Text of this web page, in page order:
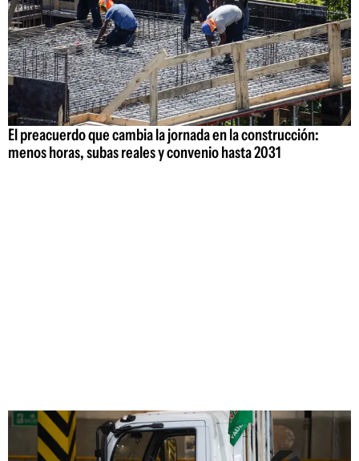
El preacuerdo que cambia la jornada en la construcción:
menos horas, subas reales y convenio hasta 2031